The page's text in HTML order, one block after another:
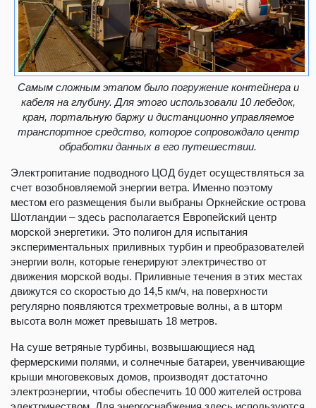
Самым сложным этапом было погружение контейнера и
кабеля на глубину. Для этого использовали 10 лебедок,
кран, портальную баржу и дистанционно управляемое
транспортное средство, которое сопровождало центр
обработки данных в его путешествии.
Электропитание подводного ЦОД будет осуществляться за
счет возобновляемой энергии ветра. Именно поэтому
местом его размещения были выбраны Оркнейские острова
Шотландии – здесь располагается Европейский центр
морской энергетики. Это полигон для испытания
экспериментальных приливных турбин и преобразователей
энергии волн, которые генерируют электричество от
движения морской воды. Приливные течения в этих местах
движутся со скоростью до 14,5 км/ч, на поверхности
регулярно появляются трехметровые волны, а в шторм
высота волн может превышать 18 метров.
На суше ветряные турбины, возвышающиеся над
фермерскими полями, и солнечные батареи, увенчивающие
крыши многовековых домов, производят достаточно
электроэнергии, чтобы обеспечить 10 000 жителей острова